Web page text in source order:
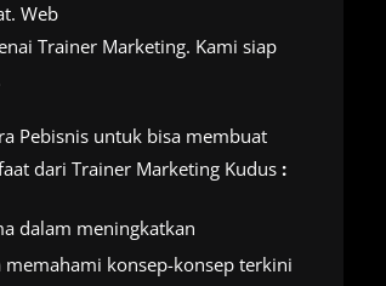
Web
Trainer Marketing. Kami siap
Pebisnis untuk bisa membuat
dari Trainer Marketing Kudus :
dalam meningkatkan
konsep-konsep terkini